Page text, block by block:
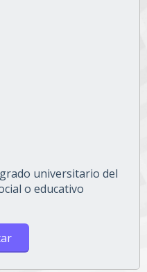
universitario del
o educativo